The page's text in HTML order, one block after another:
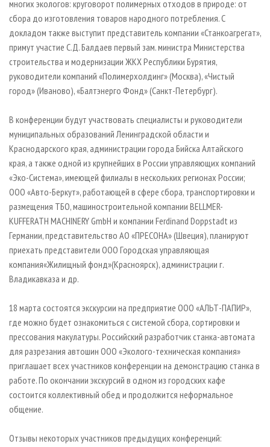
многих экологов: круговорот полимерных отходов в природе: от
сбора до изготовления товаров народного потребления. С
докладом также выступит представитель компании «Станкоагрегат»,
примут участие C.Д. Балдаев первый зам. министра Министерства
строительства и модернизации ЖКХ Республики Бурятия,
руководители компаний «Полимерхолдинг» (Москва), «Чистый
город» (Иваново), «Балтэнерго Фонд» (Санкт-Петербург).
В конференции будут участвовать специалисты и руководители
муниципальных образований Ленинградской области и
Краснодарского края, администрации города Бийска Алтайского
края, а также одной из крупнейших в России управляющих компаний
«Эко-Система», имеющей филиалы в нескольких регионах России;
ООО «Авто-Беркут», работающей в сфере сбора, транспортировки и
размещения ТБО, машиностроительной компании BELLMER-
KUFFERATH MACHINERY GmbH и компании Ferdinand Doppstadt из
Германии, представительство АО «ПРЕСОНА» (Швеция), планируют
приехать представители ООО Городская управляющая
компания«Жилищный фонд»(Красноярск), администрации г.
Владикавказа и др.
18 марта состоятся экскурсии на предприятие ООО «АЛЬТ-ПАПИР»,
где можно будет ознакомиться с системой сбора, сортировки и
прессования макулатуры. Российский разработчик станка-автомата
для разрезания автошин ООО «Эколого-техническая компания»
приглашает всех участников конференции на демонстрацию станка в
работе. По окончании экскурсий в одном из городских кафе
состоится коллективный обед и продолжится неформальное
общение.
Отзывы некоторых участников предыдущих конференций: